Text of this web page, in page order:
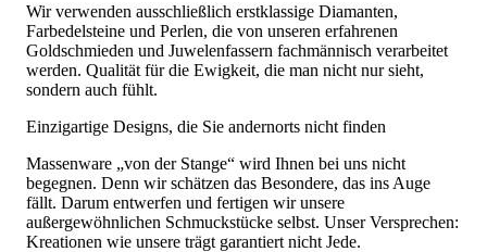
Wir verwenden ausschließlich erstklassige Diamanten,
Farbedelsteine und Perlen, die von unseren erfahrenen
Goldschmieden und Juwelenfassern fachmännisch verarbeitet
werden. Qualität für die Ewigkeit, die man nicht nur sieht,
sondern auch fühlt.
Einzigartige Designs, die Sie andernorts nicht finden
Massenware „von der Stange“ wird Ihnen bei uns nicht
begegnen. Denn wir schätzen das Besondere, das ins Auge
fällt. Darum entwerfen und fertigen wir unsere
außergewöhnlichen Schmuckstücke selbst. Unser Versprechen:
Kreationen wie unsere trägt garantiert nicht Jede.